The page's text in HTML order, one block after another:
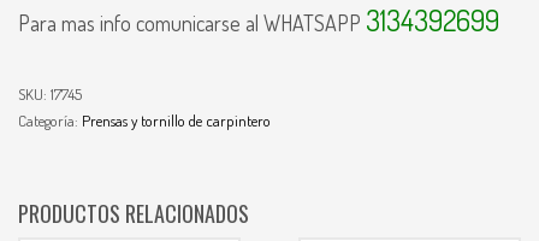
Para mas info comunicarse al WHATSAPP 3134392699
SKU: 17745
Categoría: Prensas y tornillo de carpintero
PRODUCTOS RELACIONADOS